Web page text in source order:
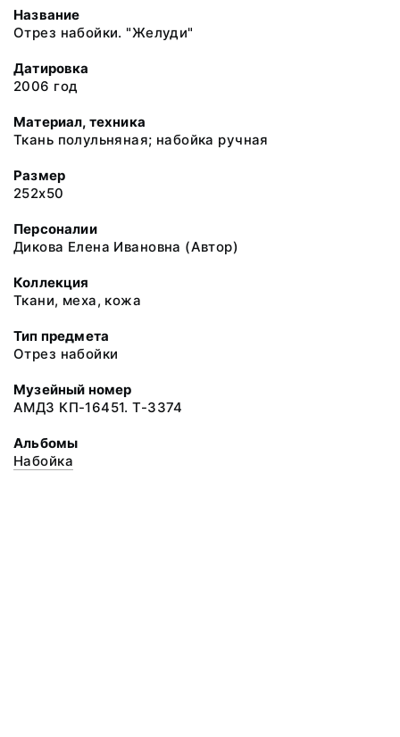
Название
Отрез набойки. "Желуди"
Датировка
2006 год
Материал, техника
Ткань полульняная; набойка ручная
Размер
252х50
Персоналии
Дикова Елена Ивановна (Автор)
Коллекция
Ткани, меха, кожа
Тип предмета
Отрез набойки
Музейный номер
АМДЗ КП-16451. Т-3374
Альбомы
Набойка